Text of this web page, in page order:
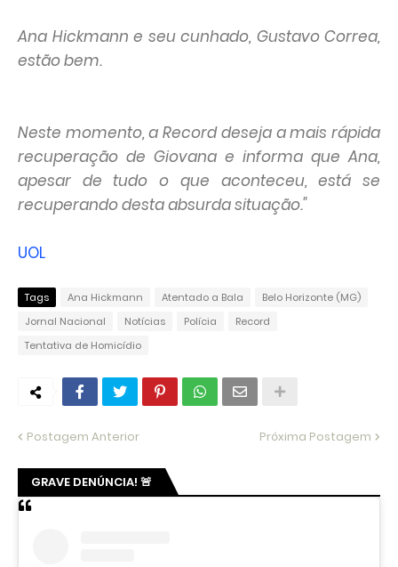
Ana Hickmann e seu cunhado, Gustavo Correa,
estão bem.
Neste momento, a Record deseja a mais rápida
recuperação de Giovana e informa que Ana,
apesar de tudo o que aconteceu, está se
recuperando desta absurda situação."
UOL
Tags Ana Hickmann Atentado a Bala
Belo Horizonte (MG)
Jornal Nacional
Notícias Polícia
Record
Tentativa de Homicídio
Postagem Anterior Próxima Postagem
GRAVE DENÚNCIA! 🚨